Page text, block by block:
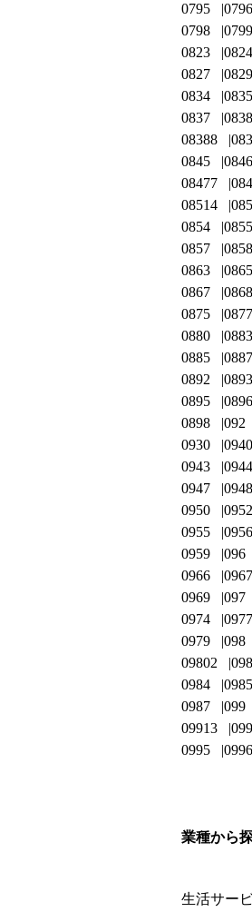
0795
0796
0798
0799
0823
0824
0827
0829
0834
0835
0837
0838
08388
0845
0846
08477
08514
0854
0855
0857
0858
0863
0865
0867
0868
0875
0877
0880
0883
0885
0887
0892
0893
0895
0896
0898
092
0930
0940
0943
0944
0947
0948
0950
0952
0955
0956
0959
096
0966
0967
0969
097
0974
0977
0979
098
09802
0984
0985
0987
099
09913
0995
0996
業種から
生活サー